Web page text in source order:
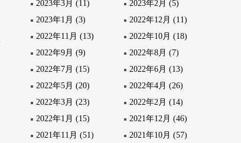
2023年3月 (11)
2023年2月 (5)
2023年1月 (3)
2022年12月 (11)
2022年11月 (13)
2022年10月 (18)
2022年9月 (9)
2022年8月 (7)
2022年7月 (15)
2022年6月 (13)
2022年5月 (20)
2022年4月 (26)
2022年3月 (23)
2022年2月 (14)
2022年1月 (15)
2021年12月 (46)
2021年11月 (51)
2021年10月 (57)